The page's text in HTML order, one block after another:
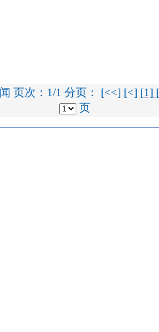
页次：1/1 分页： [<<] [<] [1]
页